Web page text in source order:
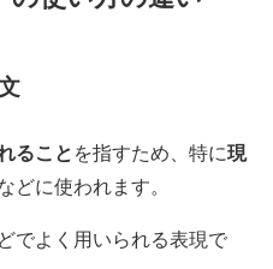
ること を指すため、特に現
どに使われます。
でよく用いられる表現で